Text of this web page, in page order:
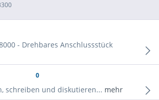
- Drehbares Anschlussstück
0
schreiben und diskutieren... mehr